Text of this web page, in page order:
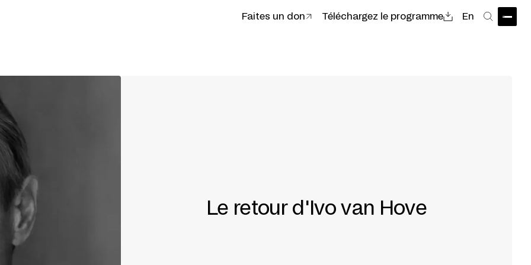
Faites un don Téléchargez le programme En
Le retour d'Ivo van Hove